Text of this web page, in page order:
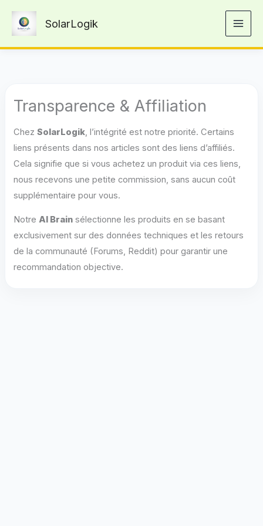
contenu
SolarLogik
Transparence & Affiliation
ChezSolarLogik, l’intégrité est notre priorité. Certains
liens présents dans nos articles sont des liens d’affiliés.
Cela signifie que si vous achetez un produit via ces liens,
nous recevons une petite commission, sans aucun coût
supplémentaire pour vous.
NotreAI Brain sélectionne les produits en se basant
exclusivement sur des données techniques et les retours
de la communauté (Forums, Reddit) pour garantir une
recommandation objective.